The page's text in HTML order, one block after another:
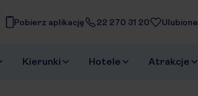
Pobierz aplikację 22 270 31 20 Ulubione
Kierunki Hotele Atrakcje